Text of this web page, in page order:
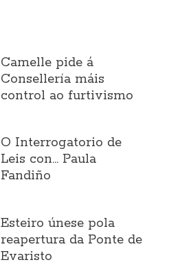
Camelle pide á
Consellería máis
control ao furtivismo
O Interrogatorio de
Leis con... Paula
Fandiño
Esteiro únese pola
reapertura da Ponte de
Evaristo